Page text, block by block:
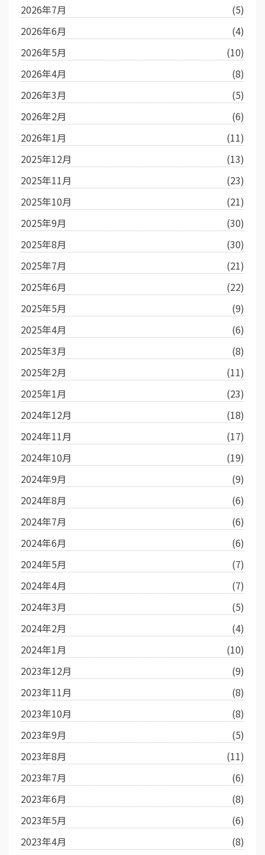
2026年7月
(5)
2026年6月
(4)
2026年5月
(10)
2026年4月
(8)
2026年3月
(5)
2026年2月
(6)
2026年1月
(11)
2025年12月
(13)
2025年11月
(23)
2025年10月
(21)
2025年9月
(30)
2025年8月
(30)
2025年7月
(21)
2025年6月
(22)
2025年5月
(9)
2025年4月
(6)
2025年3月
(8)
2025年2月
(11)
2025年1月
(23)
2024年12月
(18)
2024年11月
(17)
2024年10月
(19)
2024年9月
(9)
2024年8月
(6)
2024年7月
(6)
2024年6月
(6)
2024年5月
(7)
2024年4月
(7)
2024年3月
(5)
2024年2月
(4)
2024年1月
(10)
2023年12月
(9)
2023年11月
(8)
2023年10月
(8)
2023年9月
(5)
2023年8月
(11)
2023年7月
(6)
2023年6月
(8)
2023年5月
(6)
2023年4月
(8)